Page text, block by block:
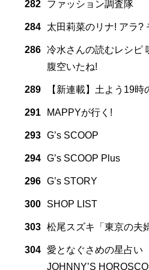
282 ファッション調査隊
284 太田莉菜のリナ! アラ?
286 冷水さんの読むレシピ
腹空いたね!
289 【新連載】土よう19時
291 MAPPYが行く!
293 G’s SCOOP
294 G’s SCOOP Plus
296 G’s STORY
300 SHOP LIST
303 松尾スズキ「東京の夫
304 愛となぐさめの星占い
JOHNNY’S